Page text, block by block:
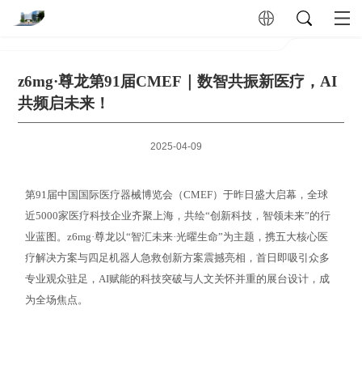
z6mg·尊龙第91届CMEF｜数智共振新医疗，AI
共频启未来！
2025-04-09
第91届中国国际医疗器械博览会（CMEF）于昨日盛大启幕，全球
近5000家医疗科技企业齐聚上海，共绘“创新科技，智领未来”的行
业蓝图。z6mg·尊龙以“智汇未来·光曜生命”为主题，携五大核心医
疗解决方案与四足机器人急救创新方案震撼亮相，首日即吸引众多
专业观众驻足，AI赋能的科技突破与人文关怀并重的展台设计，成
为全场焦点。